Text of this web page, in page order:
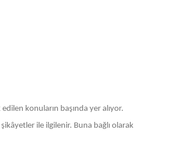
konuların başında yer alıyor.
ile ilgilenir. Buna bağlı olarak